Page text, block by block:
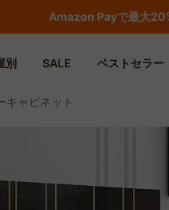
Amazon Payで最大
別 SALE ベストセラー
キャビネット